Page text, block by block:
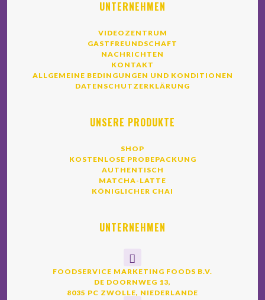
UNTERNEHMEN
VIDEOZENTRUM
GASTFREUNDSCHAFT
NACHRICHTEN
KONTAKT
ALLGEMEINE BEDINGUNGEN UND KONDITIONEN
DATENSCHUTZERKLÄRUNG
UNSERE PRODUKTE
SHOP
KOSTENLOSE PROBEPACKUNG
AUTHENTISCH
MATCHA-LATTE
KÖNIGLICHER CHAI
UNTERNEHMEN
FOODSERVICE MARKETING FOODS B.V.
DE DOORNWEG 13,
8035 PC ZWOLLE, NIEDERLANDE